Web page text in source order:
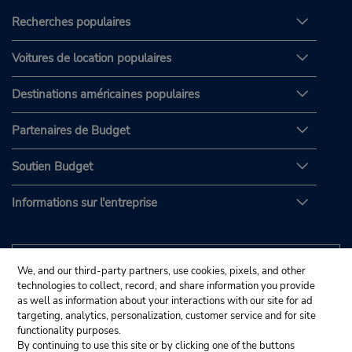
Recherches populaires
Voitures de location populaires
Destinations américaines populaires
Partenaires de Budget
Soutien Budget
Informations sur l'entreprise
We, and our third-party partners, use cookies, pixels, and other
technologies to collect, record, and share information you provide
as well as information about your interactions with our site for ad
targeting, analytics, personalization, customer service and for site
functionality purposes.
By continuing to use this site or by clicking one of the buttons